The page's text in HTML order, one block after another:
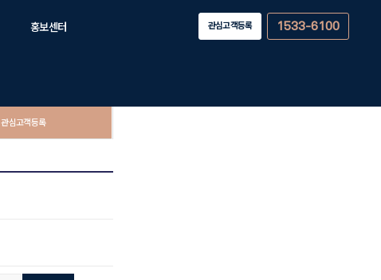
홍보센터 관심고객등록 1533-6100
관심고객등록